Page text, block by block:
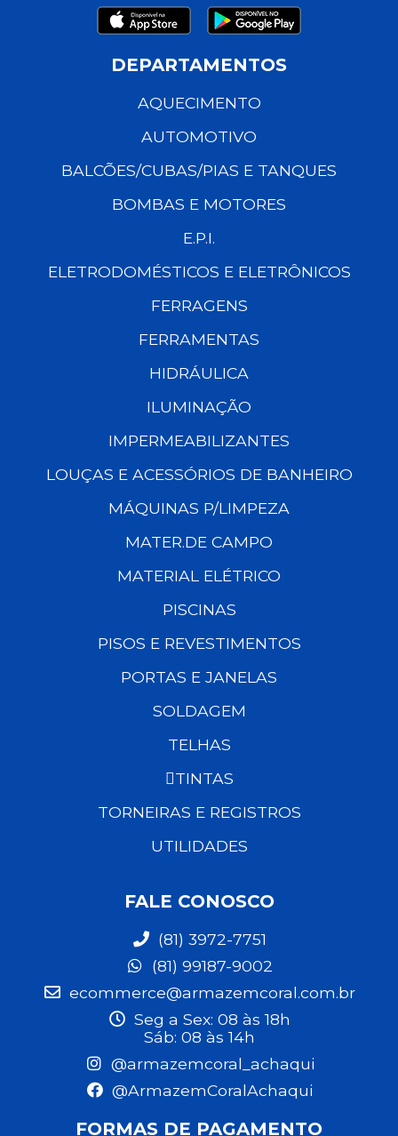
DEPARTAMENTOS
AQUECIMENTO
AUTOMOTIVO
BALCÕES/CUBAS/PIAS E TANQUES
BOMBAS E MOTORES
E.P.I.
ELETRODOMÉSTICOS E ELETRÔNICOS
FERRAGENS
FERRAMENTAS
HIDRÁULICA
ILUMINAÇÃO
IMPERMEABILIZANTES
LOUÇAS E ACESSÓRIOS DE BANHEIRO
MÁQUINAS P/LIMPEZA
MATER.DE CAMPO
MATERIAL ELÉTRICO
PISCINAS
PISOS E REVESTIMENTOS
PORTAS E JANELAS
SOLDAGEM
TELHAS
TINTAS
TORNEIRAS E REGISTROS
UTILIDADES
FALE CONOSCO
(81) 3972-7751
(81) 99187-9002
ecommerce@armazemcoral.com.br
Seg a Sex: 08 às 18h
Sáb: 08 às 14h
@armazemcoral_achaqui
@ArmazemCoralAchaqui
FORMAS DE PAGAMENTO